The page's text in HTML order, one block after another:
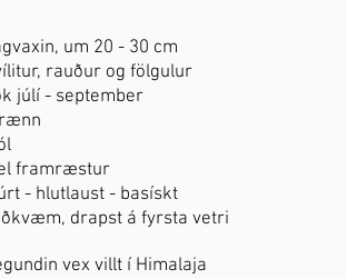
um 20 - 30 cm
rauður og fölgulur
júlí - september
framræstur
- hlutlaust - basískt
drapst á fyrsta vetri
vex villt í Himalaja